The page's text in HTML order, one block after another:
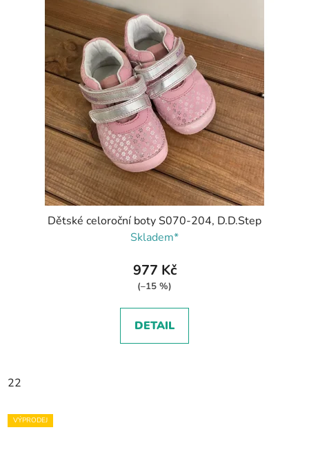
Dětské celoroční boty S070-204, D.D.Step
Skladem*
977 Kč
(–15 %)
DETAIL
22
VÝPRODEJ